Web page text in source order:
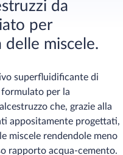
da
per
miscele.
superfluidificante di
formulato per la
che, grazie alla
appositamente progettati,
miscele rendendole meno
rapporto acqua-cemento.